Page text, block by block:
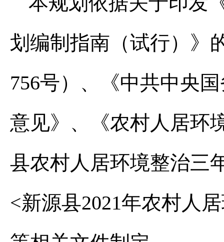
划编制指南（试行）》
756号）、《中共中央
意见》、《农村人居环
县农村人居环境整治三
<新源县2021年农村人